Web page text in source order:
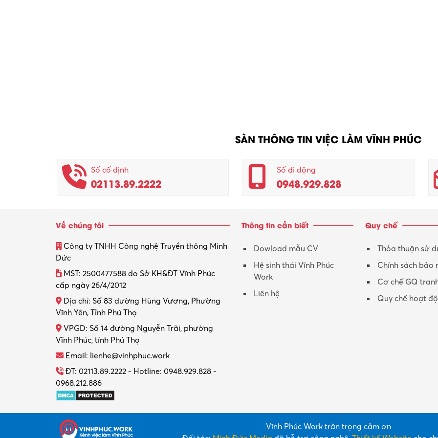
SÀN THÔNG TIN VIỆC LÀM VĨNH PHÚC
Số cố định
02113.89.2222
Số di động
0948.929.828
Về chúng tôi
Công ty TNHH Công nghệ Truyền thông Minh
Đức
MST: 2500477588 do Sở KH&ĐT Vĩnh Phúc
cấp ngày 26/4/2012
Địa chỉ: Số 83 đường Hùng Vương, Phường
Vĩnh Yên, Tỉnh Phú Thọ
VPGD: Số 14 đường Nguyễn Trãi, phường
Vĩnh Phúc, tỉnh Phú Thọ
Email: lienhe@vinhphuc.work
ĐT: 02113.89.2222 - Hotline: 0948.929.828 -
0968.212.886
Thông tin cần biết
Dowload mẫu CV
Hệ sinh thái Vĩnh Phúc
Work
Liên hệ
Quy chế
Thỏa thuận sử
Chính sách bảo
Cơ chế GQ
Quy chế hoạt
Vĩnh Phúc Work trân trọng cảm ơn